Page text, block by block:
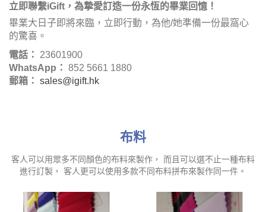
立即聯繫iGift，為摯愛訂造一份永恆的畢業回憶！
畢業大日子即將來臨，立即行動，為他/她準備一份最窩心
的驚喜。
電話：
23601900
WhatsApp： 852 5661 1880
郵箱： sales@igift.hk
布料
客人可以用眾多不同顏色的布料來製作， 而且可以選不止一種布料
進行訂製， 客人更可以使用多款不同布料拼布來製作同一件。